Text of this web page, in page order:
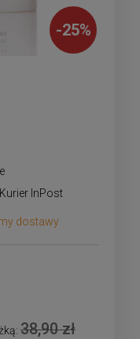
-25%
InPost
płatności
dostawy
38,90 zł